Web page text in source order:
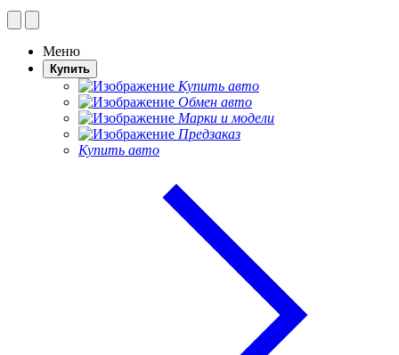
Меню
Купить
Купить авто
Обмен авто
Марки и модели
Предзаказ
Купить авто